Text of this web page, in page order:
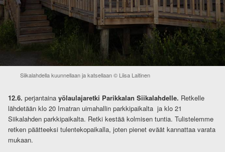
Siikalahdella kuunnellaan ja katsellaan © Liisa Laitinen
12.6. perjantaina yölaulajaretki Parikkalan Siikalahdelle. Retkelle
lähdetään klo 20 Imatran uimahallin parkkipaikalta ja klo 21
Siikalahden parkkipaikalta. Retki kestää kolmisen tuntia. Tulistelemme
retken päätteeksi tulentekopaikalla, joten pienet eväät kannattaa varata
mukaan.